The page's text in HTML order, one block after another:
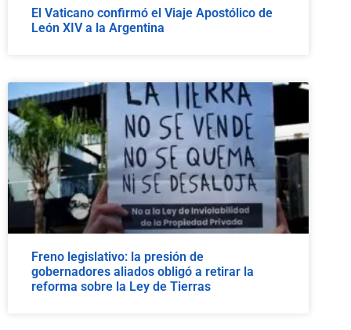
El Vaticano confirmó el Viaje Apostólico de
León XIV a la Argentina
Freno legislativo: la presión de
gobernadores aliados obligó a retirar la
reforma sobre la Ley de Tierras